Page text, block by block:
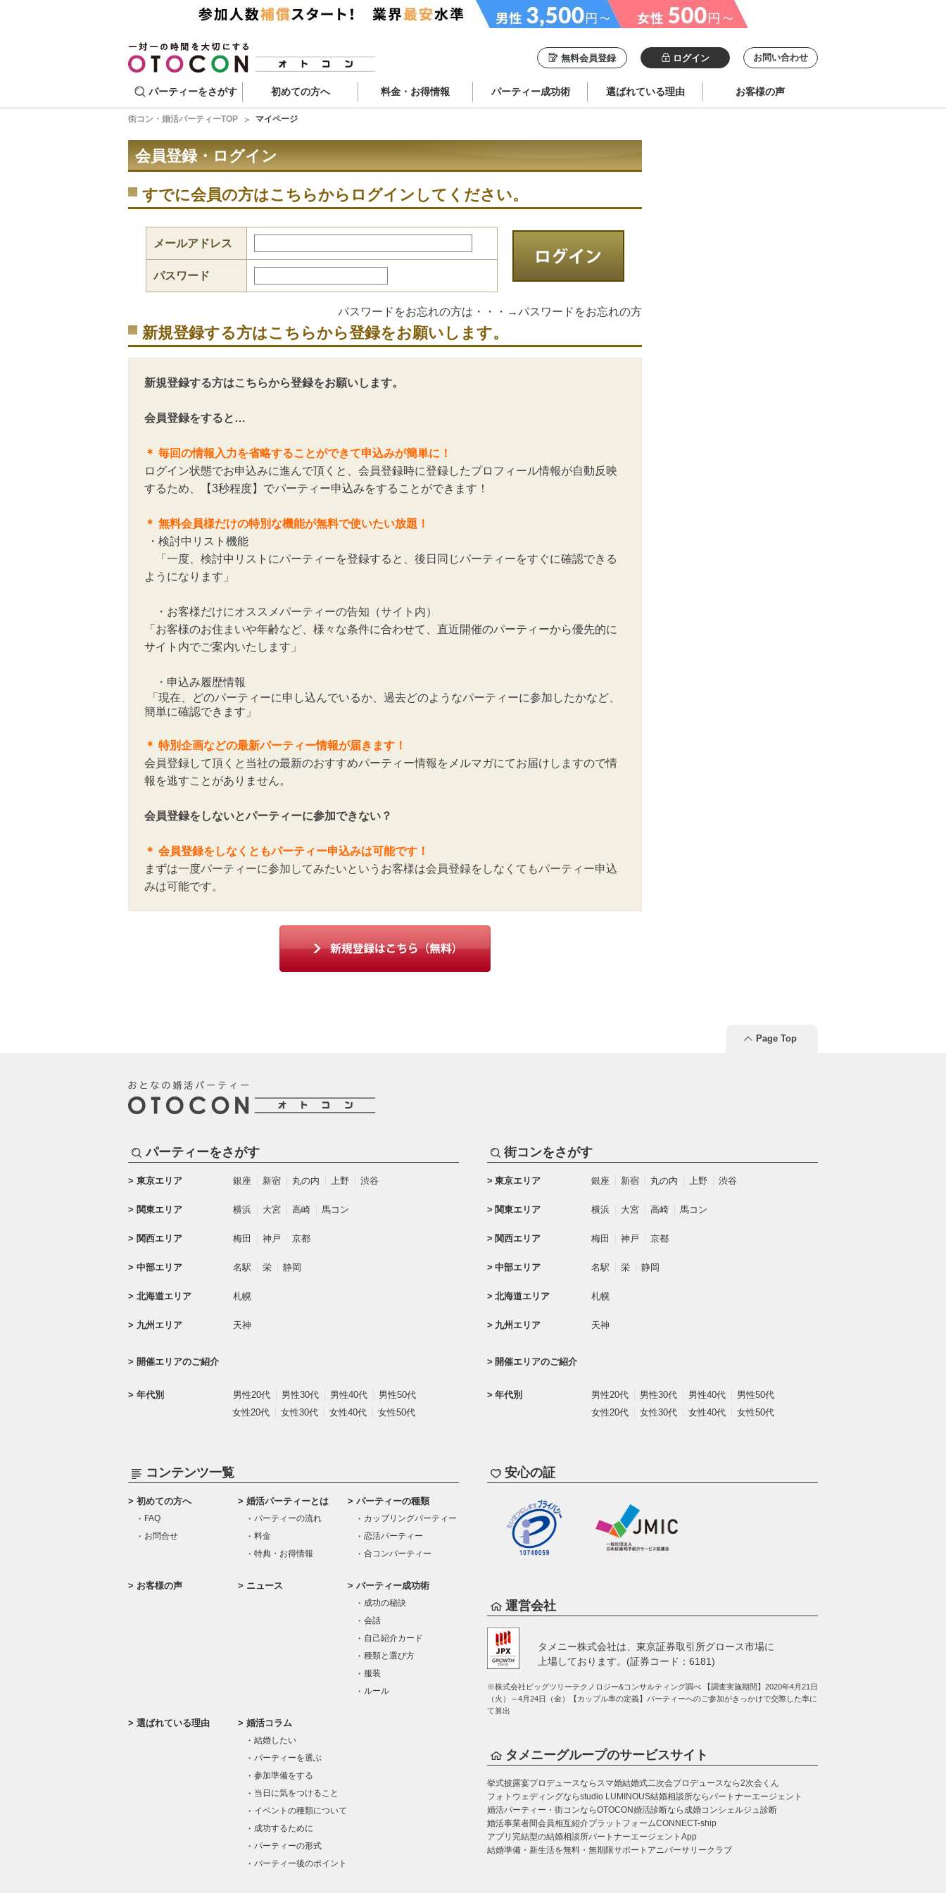
無料会員登録 ログイン お問い合わせ
パーティーをさがす 初めての方へ 料金・お得情報 パーティー成功術 選ばれている理由 お客様の声
街コン・婚活パーティーTOP マイページ
会員登録・ログイン
すでに会員の方はこちらからログインしてください。
メールアドレス
パスワード
パスワードをお忘れの方は・・・→パスワードをお忘れの方
新規登録する方はこちらから登録をお願いします。
新規登録する方はこちらから登録をお願いします。
会員登録をすると…
＊ 毎回の情報入力を省略することができて申込みが簡単に！
ログイン状態でお申込みに進んで頂くと、会員登録時に登録したプロフィール情報が自動反映
するため、【3秒程度】でパーティー申込みをすることができます！
＊ 無料会員様だけの特別な機能が無料で使いたい放題！
・検討中リスト機能
「一度、検討中リストにパーティーを登録すると、後日同じパーティーをすぐに確認できる
ようになります」
・お客様だけにオススメパーティーの告知（サイト内）
「お客様のお住まいや年齢など、様々な条件に合わせて、直近開催のパーティーから優先的に
サイト内でご案内いたします」
・申込み履歴情報
「現在、どのパーティーに申し込んでいるか、過去どのようなパーティーに参加したかなど、
簡単に確認できます」
＊ 特別企画などの最新パーティー情報が届きます！
会員登録して頂くと当社の最新のおすすめパーティー情報をメルマガにてお届けしますので情
報を逃すことがありません。
会員登録をしないとパーティーに参加できない？
＊ 会員登録をしなくともパーティー申込みは可能です！
まずは一度パーティーに参加してみたいというお客様は会員登録をしなくてもパーティー申込
みは可能です。
Page Top
パーティーをさがす
東京エリア 銀座 新宿 丸の内 上野 渋谷
関東エリア 横浜 大宮 高崎 馬コン
関西エリア 梅田 神戸 京都
中部エリア 名駅 栄 静岡
北海道エリア 札幌
九州エリア 天神
開催エリアのご紹介
年代別 男性20代 男性30代 男性40代
男性50代
女性20代
女性30代 女性40代 女性50代
街コンをさがす
東京エリア 銀座 新宿 丸の内 上野 渋谷
関東エリア 横浜 大宮 高崎 馬コン
関西エリア 梅田 神戸 京都
中部エリア 名駅 栄 静岡
北海道エリア 札幌
九州エリア 天神
開催エリアのご紹介
年代別 男性20代 男性30代 男性40代
男性50代
女性20代
女性30代 女性40代 女性50代
コンテンツ一覧
初めての方へ
FAQ
お問合せ
婚活パーティーとは
パーティーの流れ
料金
特典・お得情報
パーティーの種類
カップリングパーティー
恋活パーティー
合コンパーティー
お客様の声 ニュース パーティー成功術
成功の秘訣
会話
自己紹介カード
種類と選び方
服装
ルール
選ばれている理由 婚活コラム
結婚したい
パーティーを選ぶ
参加準備をする
当日に気をつけること
イベントの種類について
成功するために
パーティーの形式
パーティー後のポイント
安心の証
運営会社
タメニー株式会社は、 東京証券取引所グロース市場に
上場しております。(証券コード：6181)
※株式会社ビッグツリーテクノロジー&コンサルティング調べ 【調査実施期間】2020年4月21日
（火）～4月24日（金）【カップル率の定義】パーティーへのご参加がきっかけで交際した率に
て算出
タメニーグループのサービスサイト
挙式披露宴プロデュースならスマ婚結婚式二次会プロデュースなら2次会くん
フォトウェディングならstudio LUMINOUS結婚相談所ならパートナーエージェント
婚活パーティー・街コンならOTOCON婚活診断なら成婚コンシェルジュ診断
婚活事業者間会員相互紹介プラットフォームCONNECT-ship
アプリ完結型の結婚相談所パートナーエージェントApp
結婚準備・新生活を無料・無期限サポートアニバーサリークラブ